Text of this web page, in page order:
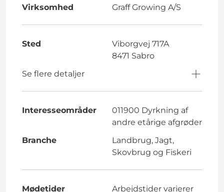
Virksomhed Graff Growing A/S
Sted
Viborgvej 717A
8471 Sabro
Se flere detaljer
Interesseområder
011900 Dyrkning af
andre etårige afgrøder
Branche
Landbrug, Jagt,
Skovbrug og Fiskeri
Mødetider
Arbejdstider varierer